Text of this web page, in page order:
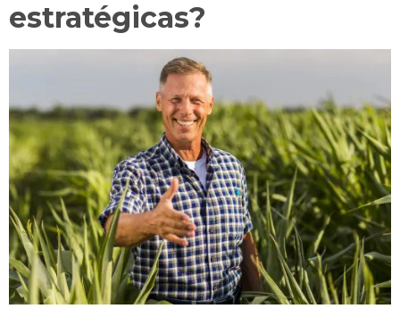
estratégicas?